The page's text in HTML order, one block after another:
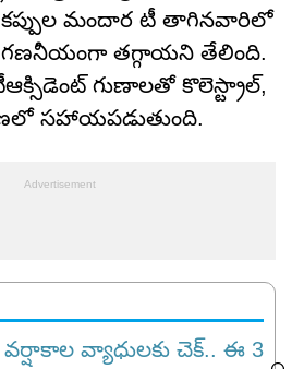
కప్పుల మందార టీ తాగినవారిలో
గణనీయంగా తగ్గాయని తేలింది.
గుణాలతో కొలెస్ట్రాల్,
సహాయపడుతుంది.
వర్షాకాల వ్యాధులకు చెక్.. ఈ 3